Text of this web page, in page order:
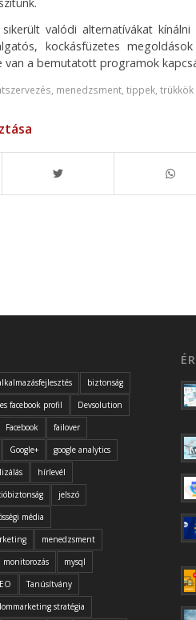
valódi alternatívákat
kockásfüzetes
van a bemutatott programok
menedzsment tippek trükkök
biztonság
facebook profil
Devsolution
Facebook
failover
Google+
google analytics
hírlevél
jelszó
média
menedzsment
monitorozás
mysql
Tanúsítvány
stratégia